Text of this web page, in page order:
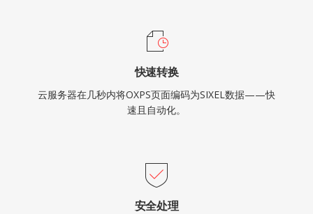
快速转换
云服务器在几秒内将OXPS页面编码为SIXEL数据——快
速且自动化。
安全处理